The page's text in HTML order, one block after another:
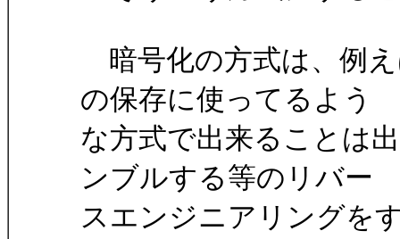
暗号化の方式は、例
の保存に使ってるよう
な方式で出来ることは
ンブルする等のリバー
スエンジニアリングを